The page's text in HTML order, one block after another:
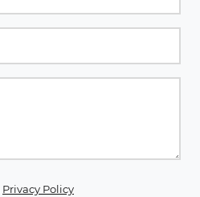
Privacy Policy